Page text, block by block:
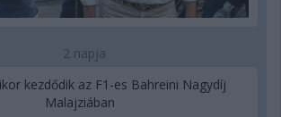
2 napja
kezdődik az F1-es Bahreini Nagydíj
Malajziában